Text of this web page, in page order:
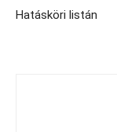
Hatásköri listán